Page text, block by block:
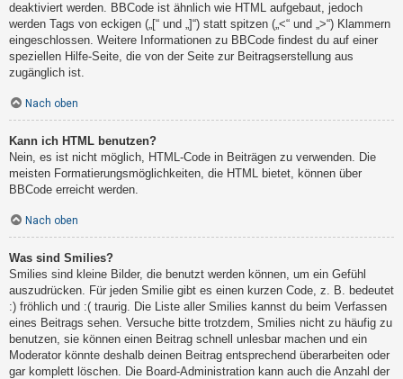
deaktiviert werden. BBCode ist ähnlich wie HTML aufgebaut, jedoch
werden Tags von eckigen („[“ und „]“) statt spitzen („<“ und „>“) Klammern
eingeschlossen. Weitere Informationen zu BBCode findest du auf einer
speziellen Hilfe-Seite, die von der Seite zur Beitragserstellung aus
zugänglich ist.
Nach oben
Kann ich HTML benutzen?
Nein, es ist nicht möglich, HTML-Code in Beiträgen zu verwenden. Die
meisten Formatierungsmöglichkeiten, die HTML bietet, können über
BBCode erreicht werden.
Nach oben
Was sind Smilies?
Smilies sind kleine Bilder, die benutzt werden können, um ein Gefühl
auszudrücken. Für jeden Smilie gibt es einen kurzen Code, z. B. bedeutet
:) fröhlich und :( traurig. Die Liste aller Smilies kannst du beim Verfassen
eines Beitrags sehen. Versuche bitte trotzdem, Smilies nicht zu häufig zu
benutzen, sie können einen Beitrag schnell unlesbar machen und ein
Moderator könnte deshalb deinen Beitrag entsprechend überarbeiten oder
gar komplett löschen. Die Board-Administration kann auch die Anzahl der